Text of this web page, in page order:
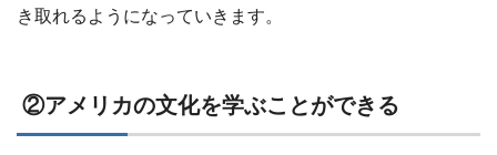
き取れるようになっていきます。
②アメリカの文化を学ぶことができる